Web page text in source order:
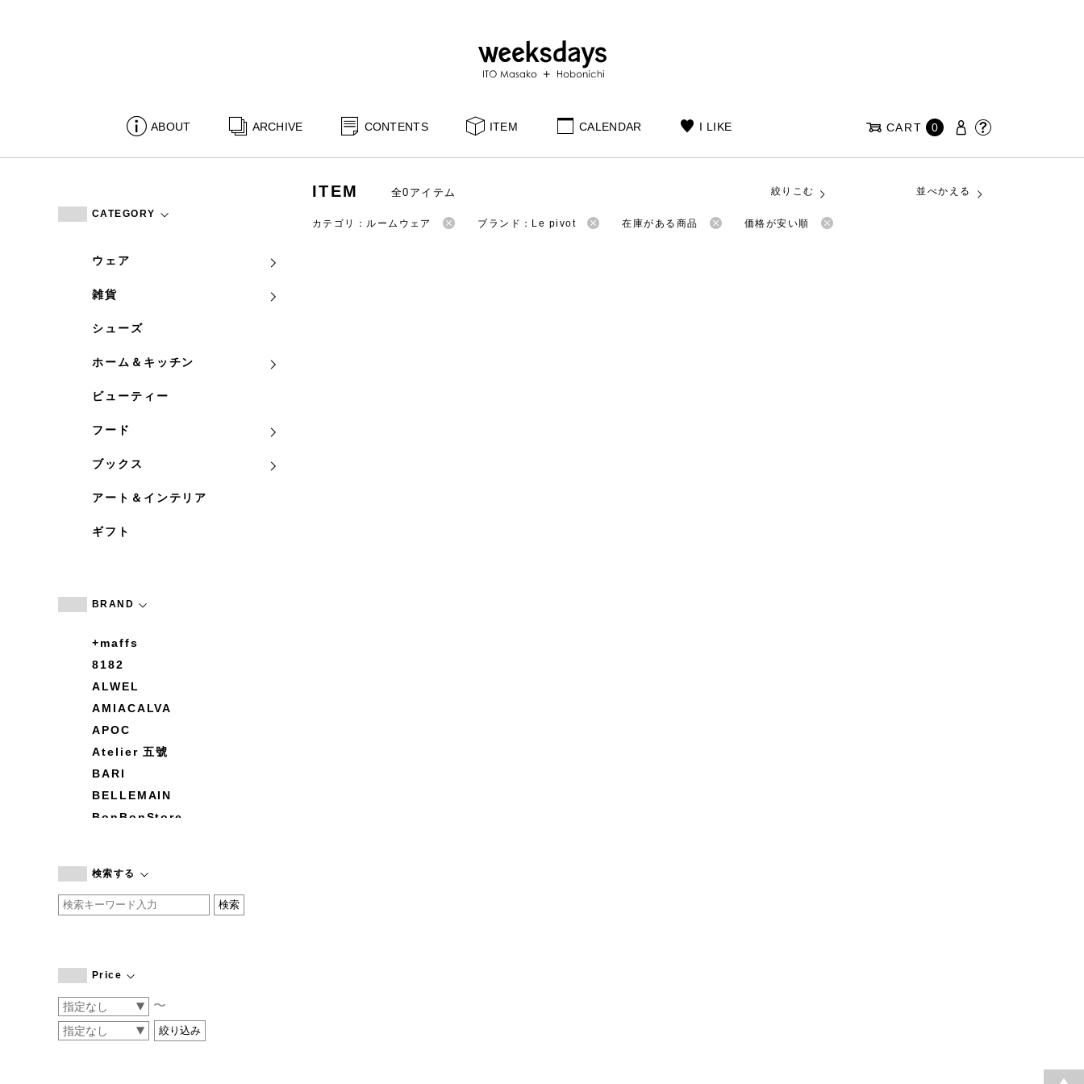
ABOUT ARCHIVE CONTENTS ITEM CALENDAR I LIKE CART 0
CATEGORY
ウェア
雑貨
シューズ
ホーム＆キッチン
ビューティー
フード
ブックス
アート＆インテリア
ギフト
BRAND
+maffs
8182
ALWEL
AMIACALVA
APOC
Atelier 五號
BARI
BELLEMAIN
BonBonStore
by basics
CATWORTH
COGTHEBIGSMOKE
CONVERSE
DEAN & DELUCA
検索する
Price
〜
ITEM 全0アイテム 絞りこむ 並べかえる
カテゴリ：ルームウェア ブランド：Le pivot 在庫がある商品 価格が安い順